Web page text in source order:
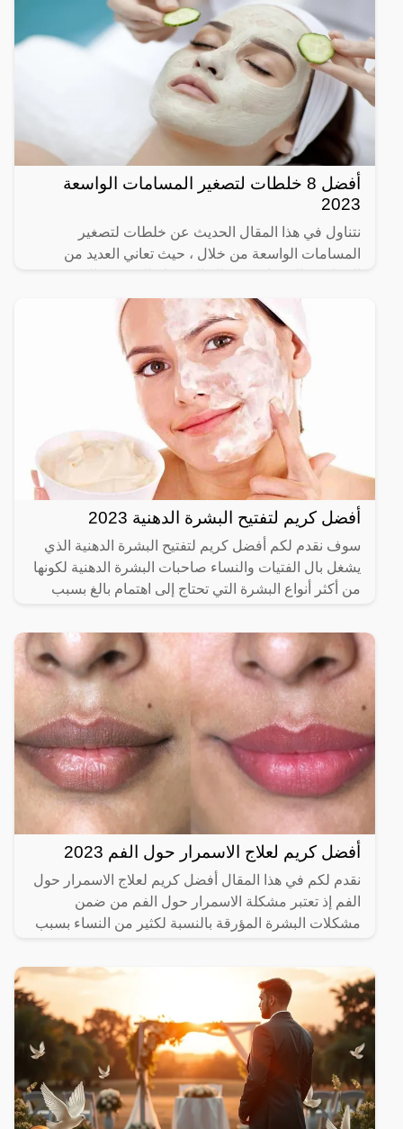
أفضل 8 خلطات لتصغير المسامات الواسعة
2023
نتناول في هذا المقال الحديث عن خلطات لتصغير
المسامات الواسعة من خلال ، حيث تعاني العديد من
على المظهر العام
أفضل كريم لتفتيح البشرة الدهنية 2023
سوف نقدم لكم أفضل كريم لتفتيح البشرة الدهنية الذي
يشغل بال الفتيات والنساء صاحبات البشرة الدهنية لكونها
من أكثر أنواع البشرة التي تحتاج إلى اهتمام بالغ بسبب
أفضل كريم لعلاج الاسمرار حول الفم 2023
نقدم لكم في هذا المقال أفضل كريم لعلاج الاسمرار حول
الفم إذ تعتبر مشكلة الاسمرار حول الفم من ضمن
مشكلات البشرة المؤرقة بالنسبة لكثير من النساء بسبب